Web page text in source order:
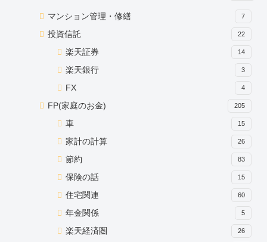
マンション管理・修繕 7
投資信託 22
楽天証券 14
楽天銀行 3
FX 4
FP(家庭のお金) 205
車 15
家計の計算 26
節約 83
保険の話 15
住宅関連 60
年金関係 5
楽天経済圏 26